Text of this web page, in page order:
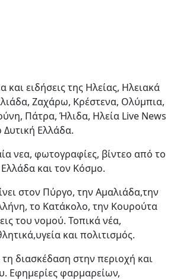
ειδήσεις της Ηλείας, Ηλειακά
Ζαχάρω, Κρέστενα, Ολύμπια,
Πάτρα, Ήλιδα, Ηλεία Live News
Δυτική Ελλάδα.
νεα, φωτογραφίες, βίντεο από το
και τον Κόσμο.
στον Πύργο, την Αμαλιάδα,την
το Κατάκολο, την Κουρούτα
του νομού. Τοπικά νέα,
και πολιτισμός.
διασκέδαση στην περιοχή και
Εφημερίες φαρμαρείων,